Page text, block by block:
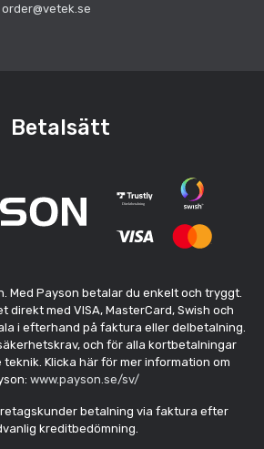
order@vetek.se
Betalsätt
Med Payson betalar du enkelt och tryggt.
direkt med VISA, MasterCard, Swish och
i efterhand på faktura eller delbetalning.
och för alla kortbetalningar
Klicka här för mer information om
www.payson.se/sv/
betalning via faktura efter
kreditbedömning.